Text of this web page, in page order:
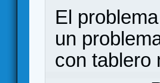
El
un
con tablero